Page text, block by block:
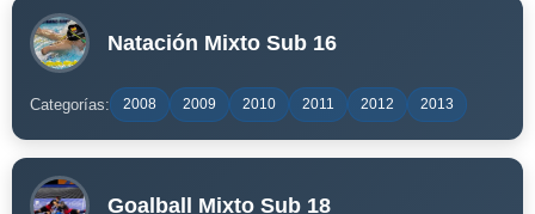
Natación Mixto Sub 16
Categorías: 2008 2009 2010 2011 2012 2013
Goalball Mixto Sub 18